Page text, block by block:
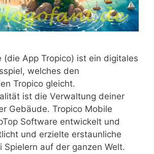
(die App Tropico) ist ein digitales
welches den
Tropico gleicht.
ist die Verwaltung deiner
Gebäude. Tropico Mobile
Software entwickelt und
und erzielte erstaunliche
Spielern auf der ganzen Welt.